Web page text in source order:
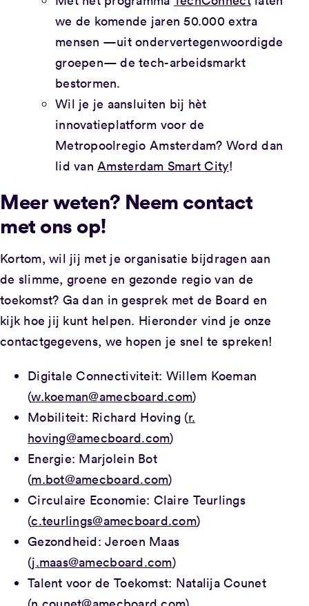
we de komende jaren 50.000 extra
mensen —uit ondervertegenwoordigde
groepen— de tech-arbeidsmarkt
bestormen.
Wil je je aansluiten bij hèt
innovatieplatform voor de
Metropoolregio Amsterdam? Word dan
lid vanAmsterdam Smart City!
Meer weten? Neem contact
met ons op!
Kortom, wil jij met je organisatie bijdragen aan
de slimme, groene en gezonde regio van de
toekomst? Ga dan in gesprek met de Board en
kijk hoe jij kunt helpen. Hieronder vind je onze
contactgegevens, we hopen je snel te spreken!
Digitale Connectiviteit: Willem Koeman
(w.koeman@amecboard.com)
Mobiliteit: Richard Hoving (r.
hoving@amecboard.com)
Energie: Marjolein Bot
(m.bot@amecboard.com)
Circulaire Economie: Claire Teurlings
(c.teurlings@amecboard.com)
Gezondheid: Jeroen Maas
(j.maas@amecboard.com)
Talent voor de Toekomst: Natalija Counet